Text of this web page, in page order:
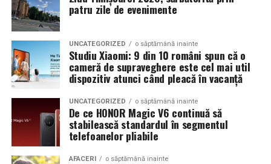
Toate aceste tehnologii combinate arata clar directia in
care se indreapta industria constructiilor la nivel global,
catre eficienta maxima si costuri reduse. Companiile
care adopta rapid aceste inovatii castiga un avantaj
competitiv semnificativ fata de cele care raman
ancorate in metodele traditionale de lucru. Clientii, la
randul lor, beneficiaza de proiecte finalizate mai repede,
fara a face compromisuri legate de calitatea constructiei
finale. Este limpede ca viitorul apropiat va aduce si mai
multe surprize tehnologice, capabile sa transforme
patru zile de evenimente
UNCATEGORIZED o săptămână inainte
Studiu Xiaomi: 9 din 10 români spun că o
cameră de supraveghere este cel mai util
dispozitiv atunci când pleacă în vacanță
UNCATEGORIZED o săptămână inainte
De ce HONOR Magic V6 continuă să
stabilească standardul în segmentul
telefoanelor pliabile
AFACERI o săptămână inainte